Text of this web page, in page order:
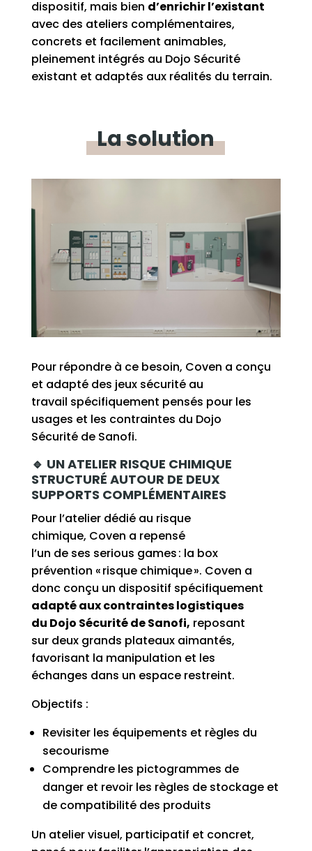
dispositif, mais bien d’enrichir l’existant
avec des ateliers complémentaires,
concrets et facilement animables,
pleinement intégrés au Dojo Sécurité
existant et adaptés aux réalités du terrain.
Lasolution
Pour répondre à ce besoin, Coven a conçu
et adapté des jeux sécurité au
travail spécifiquement pensés pour les
usages et les contraintes du Dojo
Sécuritéde Sanofi.
🔹 UN ATELIER RISQUE CHIMIQUE
STRUCTURÉ AUTOUR DE DEUX
SUPPORTS COMPLÉMENTAIRES
Pour l’atelier dédié au risque
chimique, Coven a repensé
l’un deses serious games: la box
prévention « risque chimique ». Coven a
donc conçu un dispositif spécifiquement
adapté aux contrainteslogistiques
du Dojo Sécurité de Sanofi, reposant
sur deux grands plateaux aimantés,
favorisant la manipulation et les
échanges dans un espace restreint.
Objectifs :
Revisiter les équipements et règles du
secourisme
Comprendre les pictogrammes de
danger et revoir les règles de stockage et
de compatibilité des produits
Un atelier visuel, participatif et concret,